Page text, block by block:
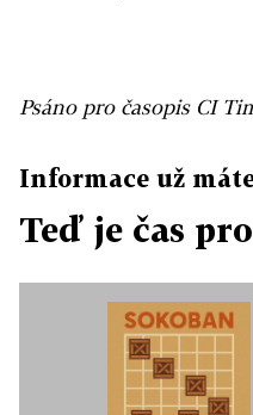
Psáno pro časopis CI
Informace už
Teď je čas